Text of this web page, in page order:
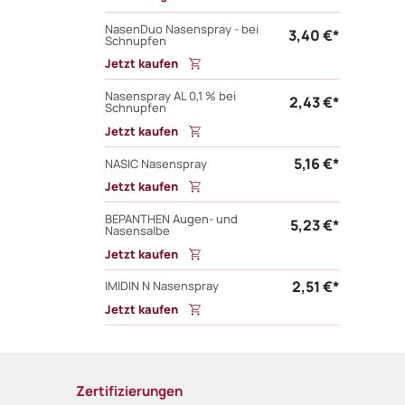
NasenDuo Nasenspray - bei
Schnupfen 3,40 €*
Jetzt kaufen
Nasenspray AL 0,1 % bei
Schnupfen 2,43 €*
Jetzt kaufen
NASIC Nasenspray
5,16 €*
Jetzt kaufen
BEPANTHEN Augen- und
Nasensalbe 5,23 €*
Jetzt kaufen
IMIDIN N Nasenspray
2,51 €*
Jetzt kaufen
Zertifizierungen